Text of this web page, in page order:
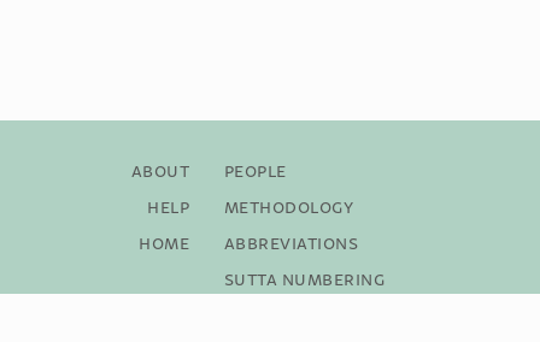
About
Help
Home
People
Methodology
Abbreviations
Sutta Numbering